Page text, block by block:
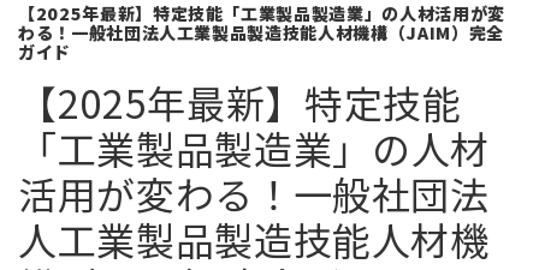
【2025年最新】特定技能「工業製品製造業」の人材活用が変
わる！一般社団法人工業製品製造技能人材機構（JAIM）完全
ガイド
【2025年最新】特定技能
「工業製品製造業」の人材
活用が変わる！一般社団法
人工業製品製造技能人材機